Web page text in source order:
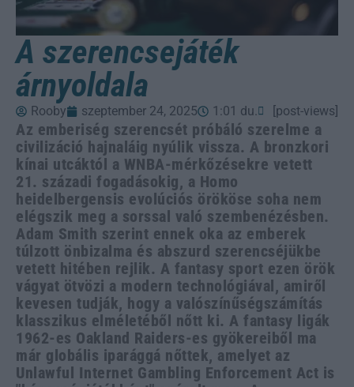
A szerencsejáték
árnyoldala
Rooby szeptember 24, 2025 1:01 du. [post-views]
Az emberiség szerencsét próbáló szerelme a
civilizáció hajnaláig nyúlik vissza. A bronzkori
kínai utcáktól a WNBA-mérkőzésekre vetett
21. századi fogadásokig, a Homo
heidelbergensis evolúciós örököse soha nem
elégszik meg a sorssal való szembenézésben.
Adam Smith szerint ennek oka az emberek
túlzott önbizalma és abszurd szerencséjükbe
vetett hitében rejlik. A fantasy sport ezen örök
vágyat ötvözi a modern technológiával, amiről
kevesen tudják, hogy a valószínűségszámítás
klasszikus elméletéből nőtt ki. A fantasy ligák
1962-es Oakland Raiders-es gyökereiből ma
már globális iparággá nőttek, amelyet az
Unlawful Internet Gambling Enforcement Act is